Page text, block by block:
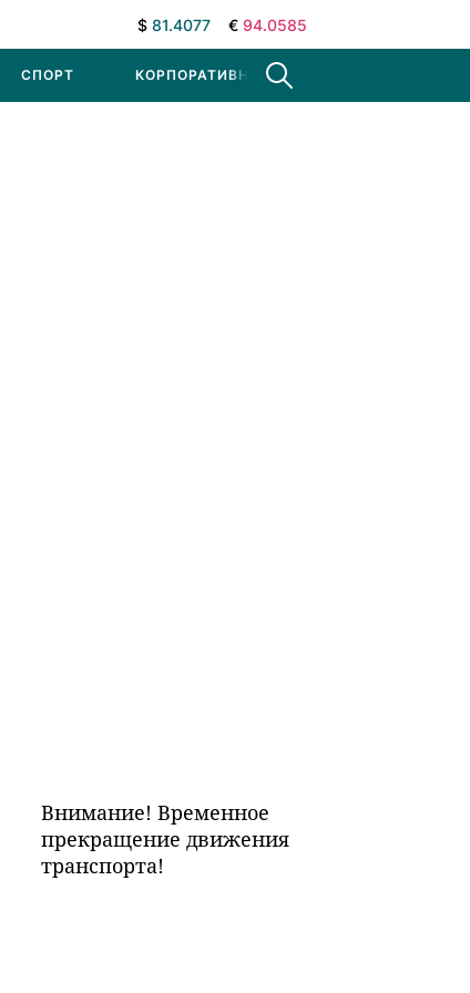
$ 81.4077 € 94.0585
СПОРТ КОРПОРАТИВНЫЕ НОВОСТИ
Внимание! Временное
прекращение движения
транспорта!